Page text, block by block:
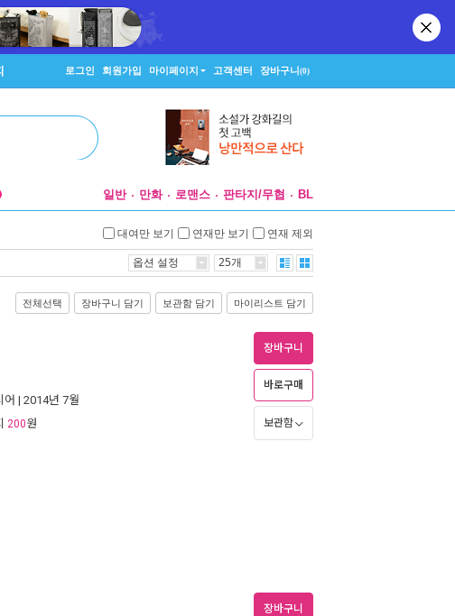
로그인 회원가입 마이페이지 고객센터 장바구니(0)
일반 만화 로맨스 판타지/무협 BL
대여만 보기 연재만 보기 연재 제외
옵션 설정 25개
전체선택 장바구니 담기 보관함 담기 마이리스트 담기
어 | 2014년 7월
200원
장바구니
바로구매
보관함
장바구니